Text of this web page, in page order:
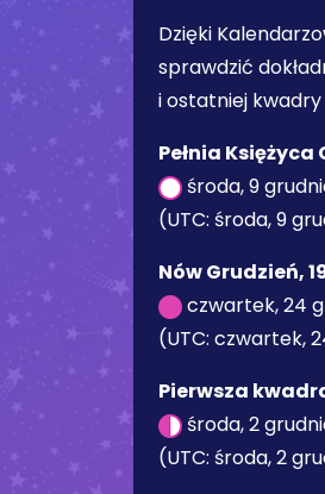
Dzięki
sprawdzić
i ostatniej
Pełnia Księżyca
środa, 9
(UTC: środa, 9
Nów Grudzień,
czwartek, 24
(UTC: czwartek,
Pierwsza
środa, 2
(UTC: środa, 2